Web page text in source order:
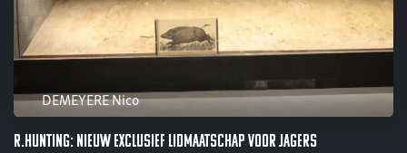
DEMEYERE Nico
R.Hunting: nieuw exclusief lidmaatschap voor jagers